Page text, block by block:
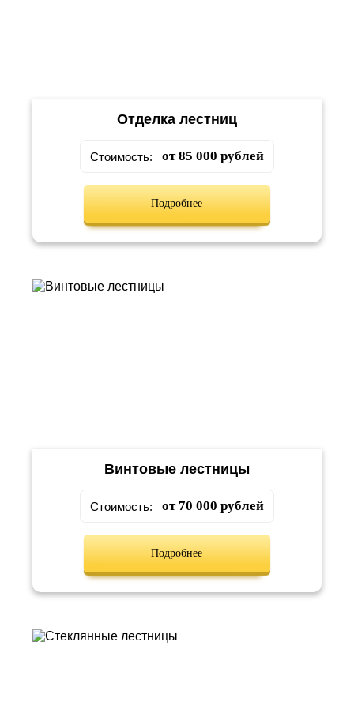
Отделка лестниц
Стоимость: от 85 000 рублей
Подробнее
Винтовые лестницы
Стоимость: от 70 000 рублей
Подробнее